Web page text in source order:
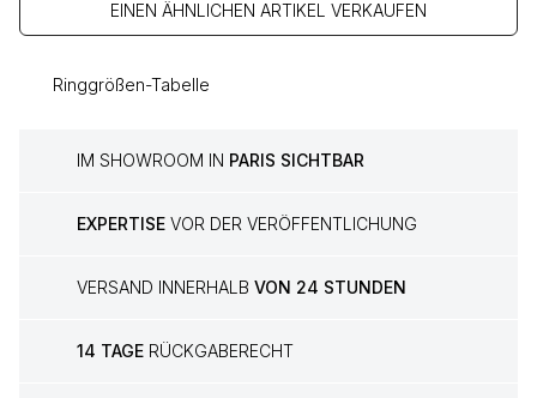
EINEN ÄHNLICHEN ARTIKEL VERKAUFEN
Ringgrößen-Tabelle
IM SHOWROOM IN PARIS SICHTBAR
EXPERTISE VOR DER VERÖFFENTLICHUNG
VERSAND INNERHALB VON 24 STUNDEN
14 TAGE RÜCKGABERECHT